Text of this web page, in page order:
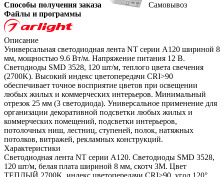
Способы получения заказа
Самовывоз
Файлы и программы
Описание
Универсальная светодиодная лента NT серии A120 шириной 8
мм, мощностью 9.6 Вт/м. Напряжение питания 12 В.
Светодиоды SMD 3528, 120 шт/м, теплого цвета свечения
(2700K). Высокий индекс цветопередачи CRI>90
обеспечивает точное восприятие цветов при освещении
любых жилых и коммерческих интерьеров. Минимальный
отрезок 25 мм (3 светодиода). Универсальное применение для
организации декоративной подсветки любых жилых и
коммерческих помещений, подсветки интерьеров,
потолочных ниш, лестниц, ступеней, полок, натяжных
потолков, витражей, рекламных конструкций.
Характеристики
Светодиодная лента NT серии A120. Светодиоды SMD 3528,
120 шт/м, белая плата шириной 8 мм, скотч 3M. Цвет